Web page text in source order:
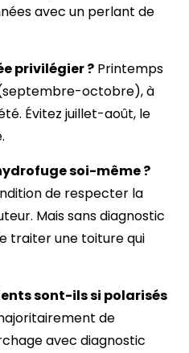
avec un perlant de
privilégier ? Printemps
octobre), à
Évitez juillet-août, le
soi-même ?
de respecter la
Mais sans diagnostic
traiter une toiture qui
sont-ils si polarisés
de
avec diagnostic